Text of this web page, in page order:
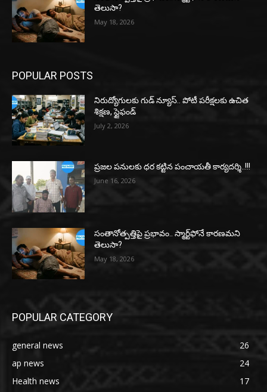
తెలుసా?
May 18, 2026
POPULAR POSTS
నిరుద్యోగులకు గుడ్ న్యూస్.. పోటీ పరీక్షలకు ఉచిత
శిక్షణ, స్టైఫండ్
July 2, 2026
ప్రజల పనులకు ధర కట్టిన పంచాయతీ కార్యదర్శి..!!!
June 16, 2026
సంతానోత్పత్తిపై ప్రభావం.. స్మార్ట్‌ఫోనే కారణమని
తెలుసా?
May 18, 2026
POPULAR CATEGORY
general news
26
ap news
24
Health news
17